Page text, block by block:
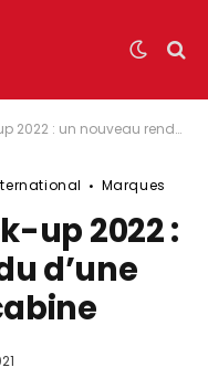
rendu d’une version double cabine
Marques
up 2022 :
d’une